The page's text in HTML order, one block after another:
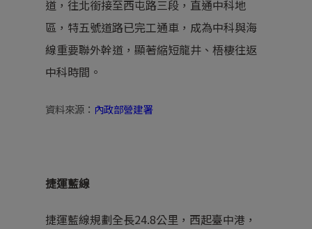
道，往北銜接至西屯路三段，直通中科地
區，特五號道路已完工通車，成為中科與海
線重要聯外幹道，顯著縮短龍井、梧棲往返
中科時間。
資料來源 ： 內政部營建署
捷運藍線
捷運藍線規劃全長24.8公里，西起臺中港，